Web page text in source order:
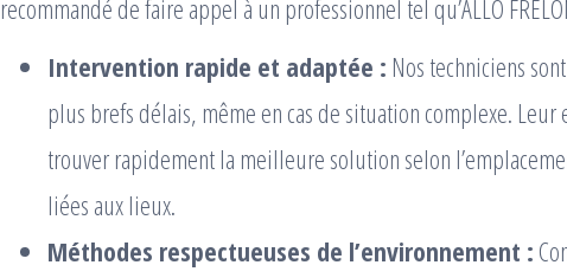
recommandé de faire appel à un professionnel tel qu’ALLO
Intervention rapide et adaptée : Nos techniciens
plus brefs délais, même en cas de situation complexe.
trouver rapidement la meilleure solution selon
liées aux lieux.
Méthodes respectueuses de l’environnement :